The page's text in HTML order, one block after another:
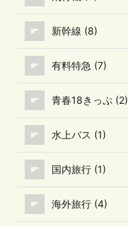
新幹線 (8)
有料特急 (7)
青春18きっぷ (2)
水上バス (1)
国内旅行 (1)
海外旅行 (4)